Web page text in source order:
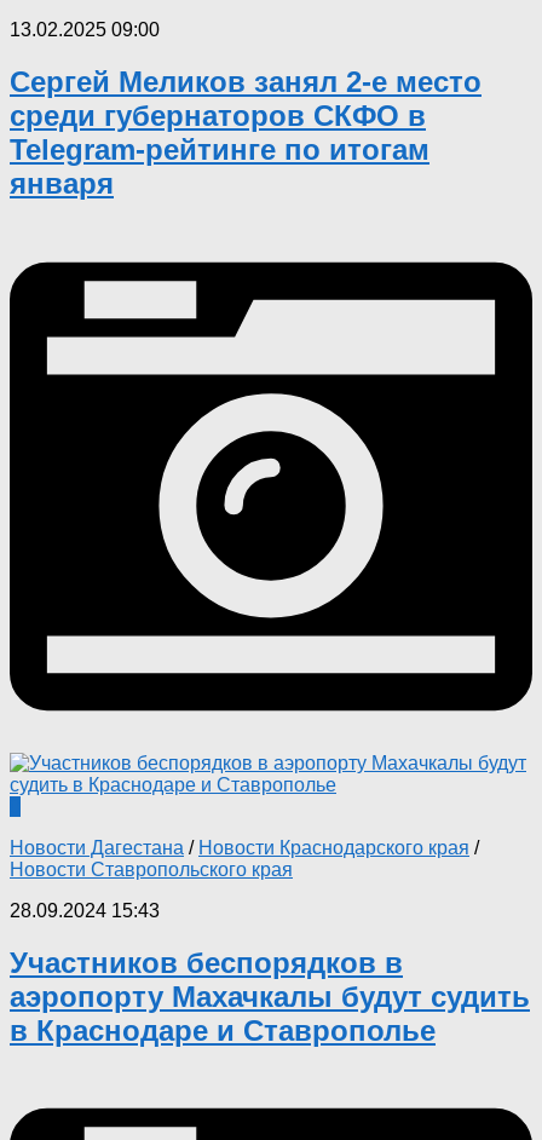
13.02.2025 09:00
Сергей Меликов занял 2-е место
среди губернаторов СКФО в
Telegram-рейтинге по итогам
января
Новости Дагестана / Новости Краснодарского края /
Новости Ставропольского края
28.09.2024 15:43
Участников беспорядков в
аэропорту Махачкалы будут судить
в Краснодаре и Ставрополье